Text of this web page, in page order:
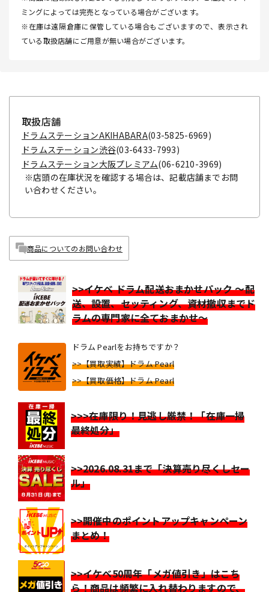
ミングによっては完売となっている場合がございます。
※在庫は遠隔倉庫に保管している場合もございますので、表示され
ている取扱店舗にご用意が無い場合がございます。
取扱店舗
ドラムステーションAKIHABARA(03-5825-6969)
ドラムステーション渋谷(03-6433-7993)
ドラムステーション大阪プレミアム(06-6210-3969)
※店頭の在庫状況を確認する場合は、記載店舗までお問
い合わせください。
商品についてのお問い合わせ
>>イケベ ドラム配送おまかせパック ～配
送、設置、セッティング、資材撤収までド
ラムの専門家に全ておまかせ～
ドラム Pearlをお持ちですか？
>>【買取実績】ドラム Pearl
>>【買取価格】ドラム Pearl
>>>在庫限り！見逃し厳禁！「在庫一掃
最終処分」
>>2026.08.31まで「決算売り尽くしセー
ル」
>>開催中のポイントアップキャンペーン
まとめ！
>>イケベ50周年「メガ値引き」はこち
ら！商品は頻繁に入れ替わりますので、